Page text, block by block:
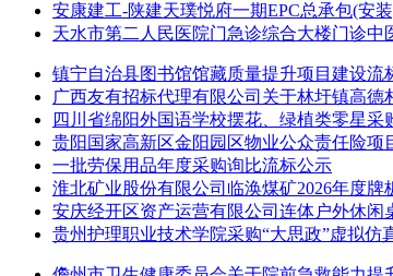
安康建工-陕建天璞悦府一期EPC总承包(安
天水市第二人民医院门急诊综合大楼门诊
镇宁自治县图书馆馆藏质量提升项目建设流
广西友有招标代理有限公司关于林圩镇高德
四川省绵阳外国语学校摆花、绿植类零星采
贵阳国家高新区金阳园区物业公众责任险项
一批劳保用品年度采购询比流标公示
淮北矿业股份有限公司临涣煤矿2026年度牌
安庆经开区资产运营有限公司连体户外休闲
贵州护理职业技术学院采购“大思政”虚拟